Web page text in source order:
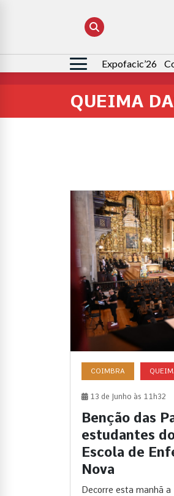
Pesquisar
por:
Expofacic’26
QUEIMA
COIMBRA
13 de Junho às 11h32
Benção das
estudantes
Escola de
Nova
Decorre esta manhã